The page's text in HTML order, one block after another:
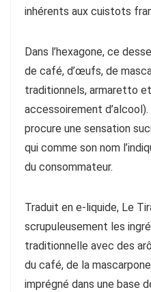
inhérents aux cuistots
Dans l’hexagone, ce
de café, d’œufs, de
traditionnels, armaretto
accessoirement
procure une sensation
qui comme son nom
du consommateur.
Traduit en e-liquide, Le
scrupuleusement les
traditionnelle avec des
du café, de la
imprégné dans une base